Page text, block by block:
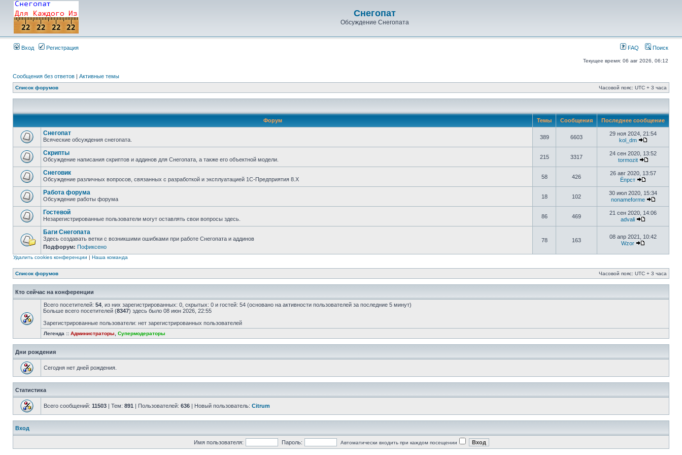
Снегопат
Обсуждение Снегопата
Вход Регистрация FAQ Поиск
Текущее время: 06 авг 2026, 06:12
Сообщения без ответов | Активные темы
Список форумов Часовой пояс: UTC + 3 часа
Форум Темы Сообщения Последнее сообщение
Снегопат
Всяческие обсуждения снегопата. 389 6603
29 ноя 2024, 21:54
kol_dm
Скрипты
Обсуждение написания скриптов и аддинов для Снегопата, а также его объектной модели. 215 3317
24 сен 2020, 13:52
tormozit
Снеговик
Обсуждение различных вопросов, связанных с разработкой и эксплуатацией 1С-Предприятия 8.X 58 426
26 авг 2020, 13:57
Ёпрст
Работа форума
Обсуждение работы форума 18 102
30 июл 2020, 15:34
nonameforme
Гостевой
Незарегистрированные пользователи могут оставлять свои вопросы здесь. 86 469
21 сен 2020, 14:06
advali
Баги Снегопата
Здесь создавать ветки с возникшими ошибками при работе Снегопата и аддинов
Подфорум: Пофиксено
78 163
08 апр 2021, 10:42
Wzor
Удалить cookies конференции | Наша команда
Список форумов Часовой пояс: UTC + 3 часа
Кто сейчас на конференции
Всего посетителей: 54 , из них зарегистрированных: 0, скрытых: 0 и гостей: 54 (основано на активности пользователей за последние 5 минут)
Больше всего посетителей (8347) здесь было 08 июн 2026, 22:55
Зарегистрированные пользователи: нет зарегистрированных пользователей
Легенда :: Администраторы Супермодераторы
Дни рождения
Сегодня нет дней рождения.
Статистика
Всего сообщений: 11503 | Тем: 891 | Пользователей: 636 | Новый пользователь: Citrum
Вход
Имя пользователя: Пароль: Автоматически входить при каждом посещении